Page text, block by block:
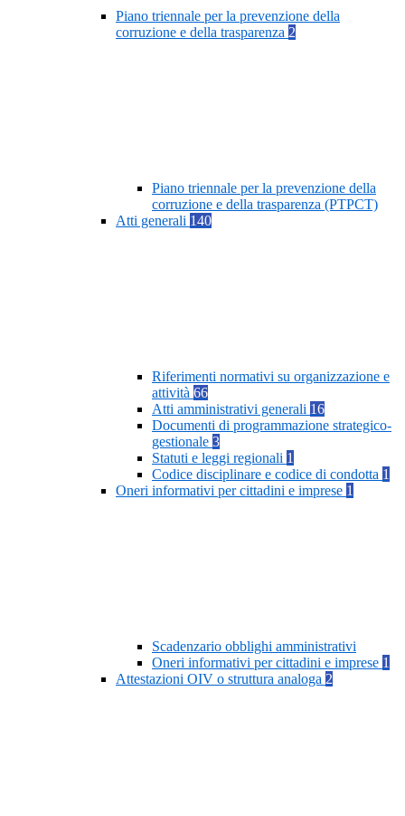
Piano triennale per la prevenzione della
corruzione e della trasparenza 2
Piano triennale per la prevenzione della
corruzione e della trasparenza (PTPCT)
Atti generali 140
Riferimenti normativi su organizzazione e
attività 66
Atti amministrativi generali 16
Documenti di programmazione strategico-
gestionale 3
Statuti e leggi regionali 1
Codice disciplinare e codice di condotta 1
Oneri informativi per cittadini e imprese 1
Scadenzario obblighi amministrativi
Oneri informativi per cittadini e imprese 1
Attestazioni OIV o struttura analoga 2